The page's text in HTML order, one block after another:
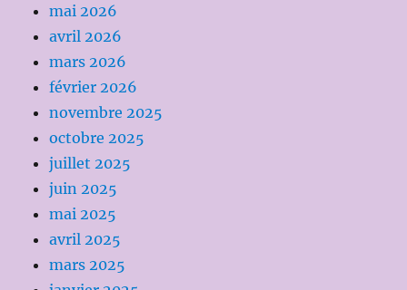
mai 2026
avril 2026
mars 2026
février 2026
novembre 2025
octobre 2025
juillet 2025
juin 2025
mai 2025
avril 2025
mars 2025